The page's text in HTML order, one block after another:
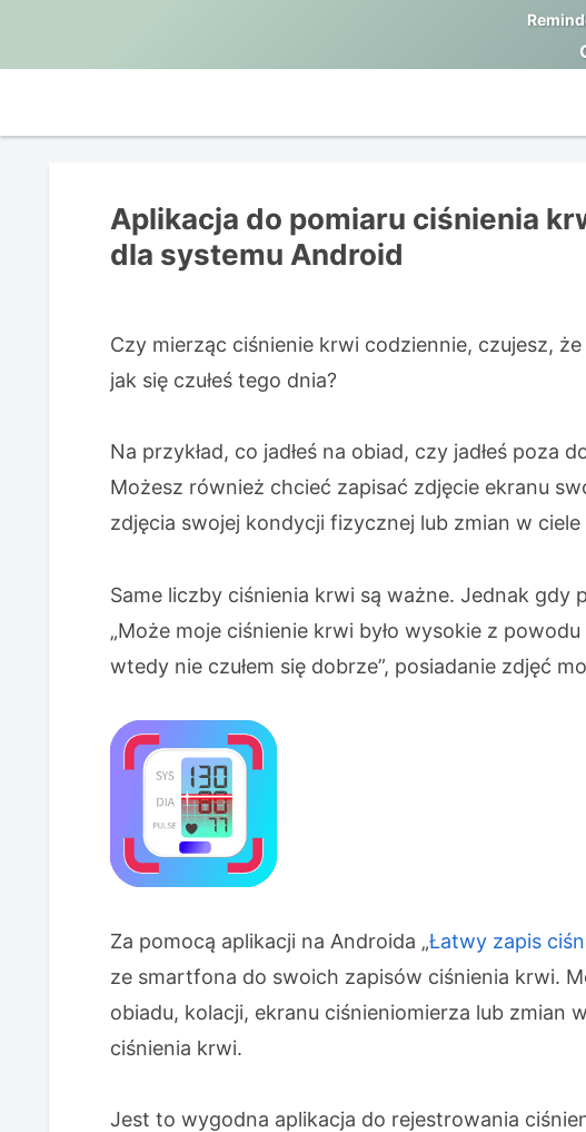
Aplikacja do pomiaru ciśnienia
dla systemu Android
Czy mierząc ciśnienie krwi codziennie, czujesz,
jak się czułeś tego dnia?
Na przykład, co jadłeś na obiad, czy jadłeś poza
Możesz również chcieć zapisać zdjęcie ekranu
zdjęcia swojej kondycji fizycznej lub zmian w
Same liczby ciśnienia krwi są ważne. Jednak gdy
„Może moje ciśnienie krwi było wysokie z
wtedy nie czułem się dobrze”, posiadanie zdjęć
Za pomocą aplikacji na Androida „Łatwy zapis
ze smartfona do swoich zapisów ciśnienia krwi.
obiadu, kolacji, ekranu ciśnieniomierza lub zmian
ciśnienia krwi.
Jest to wygodna aplikacja do rejestrowania